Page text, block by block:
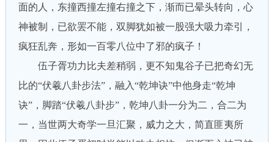
面的人，东撞西撞左撞右撞之下，渐而已晕头转向，心
神被制，已欲罢不能，双脚犹如被一股强大吸力牵引，
疯狂乱奔，形如一百零八位中了邪的疯子！
伍子胥功力比夫差稍弱，更不知鬼谷子已把奇幻无
比的“伏羲八卦步法”，融入“乾坤诀”中他身走“乾坤
诀”，脚踏“伏羲八卦步”，乾坤八卦一分为二，合二为
一，当世两大奇学一旦汇聚，威力之大，简直匪夷所